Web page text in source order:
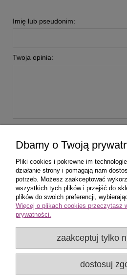
Imię lub pseudonim:
Twoja opinia:
Zakupy
Popularne
Moje
Dbamy o Twoją
Pliki cookies i pokrewne im
działanie strony i pomagają nam
potrzeb. Możesz zaakceptować
wszystkich tych plików i przejść do
plików do swoich preferencji,
Więcej o plikach cookies przeczytasz
prywatności.
zaakceptuj tylko
dostosuj